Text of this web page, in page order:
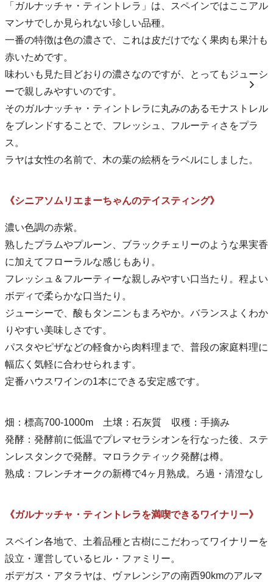
「ガルナッチャ・ティントレラ」は、スペインではここアル
マンサでしか見られない珍しい品種。
一番の特徴は色の濃さで、これは皮だけでなく果肉も果汁も
赤いためです。
味わいも見た目どおりの濃さなのですが、とってもジューシ
ーで親しみやすいのです。
そのガルナッチャ・ティントレラに丸みのあるモナストレル
をブレンドすることで、フレッシュ、フルーティさをプラ
ス。
ラヤは女性の名前で、木の葉の絵柄をラベルにしました。
《シニアソムリエまーちゃんのテイスティング》
濃い色調の赤紫。
熟したプラムやプルーン、ブラックチェリーのような果実香
に加えてフローラルな感じもあり。
フレッシュ＆フルーティーな親しみやすい口当たり。程よい
ボディで柔らかな口当たり。
ジューシーで、酸もタンニンもまろやか。バランスよくわか
りやすい美味しさです。
パスタやピザなどの軽食から肉料理まで、普段の家庭料理に
幅広く気軽に合わせられます。
定番ハウスワインの1本にできる安定感です。
畑：標高700-1000m 土壌：石灰質 収穫：手摘み
発酵：発酵前に低温でプレマセラシオンを行なった後、ステ
ンレスタンクで発酵。マロラクティック発酵は樽。
熟成：フレンチオークの新樽で4ヶ月熟成。ろ過・清澄なし
《ガルナッチャ・ティントレラを満喫できるワイナリー》
スペイン各地で、土着品種と古樹にこだわってワイナリーを
設立・運営しているヒル・ファミリー。
ボデガス・アタラヤは、ヴァレンシアの南西90kmのアルマ